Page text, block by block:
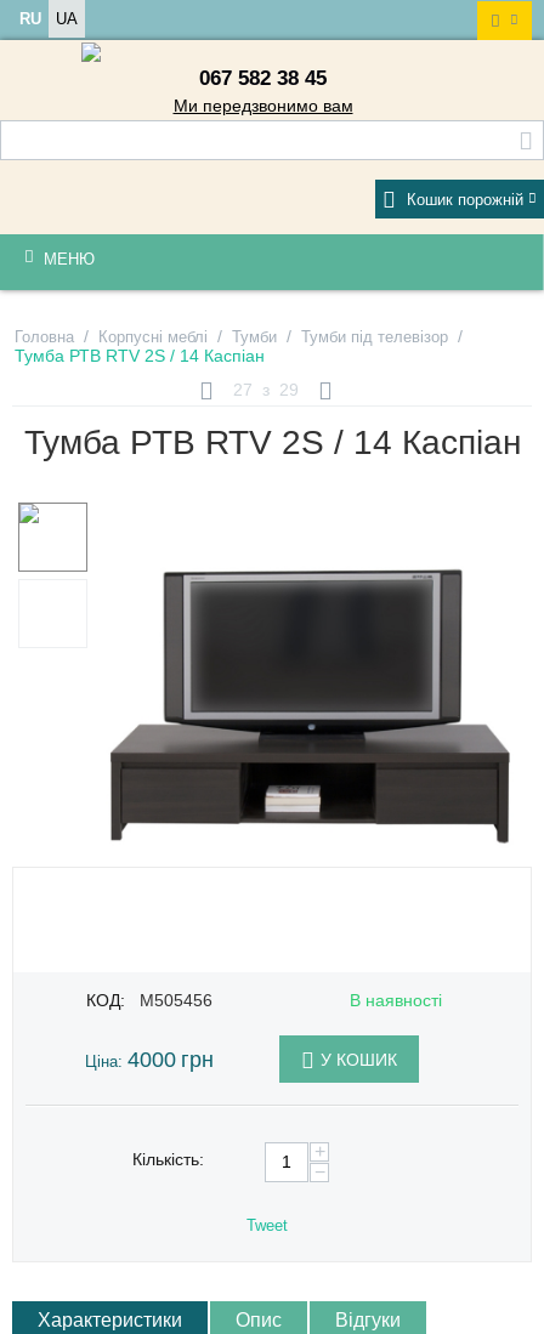
RU UA
067 582 38 45
Ми передзвонимо вам
Кошик порожній
МЕНЮ
Головна / Корпусні меблі / Тумби / Тумби під телевізор /
Тумба РТВ RTV 2S / 14 Каспіан
27
з 29
Тумба РТВ RTV 2S / 14 Каспіан
КОД: M505456 В наявності
Ціна: 4000 грн У КОШИК
Кількість:
+
−
Tweet
Характеристики Опис Відгуки